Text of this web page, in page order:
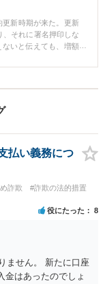
更新時期が来た。更新
、それに署名押印しな
いと伝えても、増額
同意しないと内容証
支払わなければなら
それが満たされてい
払い義務につ
詐欺
#詐欺の法的措置
役にたった 8
ません。 新たに口座
金はあったのでしょ